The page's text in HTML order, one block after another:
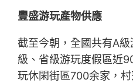
豐盛游玩產物供應
截至今朝，全國共有A
級、省級游玩度假區近
玩休閑街區700余家，